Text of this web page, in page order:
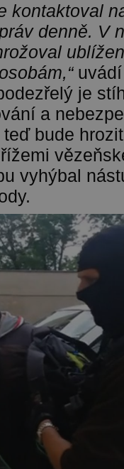
kontaktoval
denně. V
uvádí
je
a
bude
vyhýbal